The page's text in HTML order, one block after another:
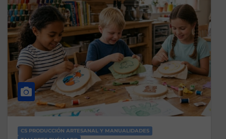
CS PRODUCCIÓN ARTESANAL Y MANUALIDADES